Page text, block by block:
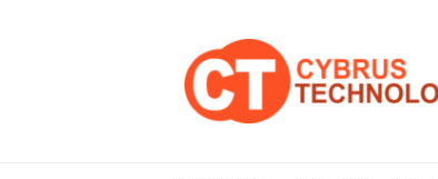
Teknologi
Informasi
dan
Komunikasi